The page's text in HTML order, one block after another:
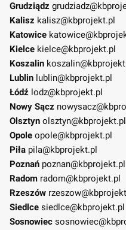
Grudziądz
Kalisz kalisz@kbprojekt.pl
Katowice
Kielce kielce@kbprojekt.pl
Koszalin
Lublin lublin@kbprojekt.pl
Łódź lodz@kbprojekt.pl
Nowy Sącz
Olsztyn olsztyn@kbprojekt.pl
Opole opole@kbprojekt.pl
Piła pila@kbprojekt.pl
Poznań poznan@kbprojekt.pl
Radom radom@kbprojekt.pl
Rzeszów
Siedlce siedlce@kbprojekt.pl
Sosnowiec